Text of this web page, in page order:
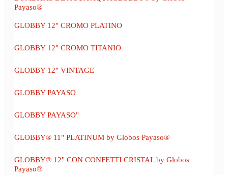
Payaso®
GLOBBY 12" CROMO PLATINO
GLOBBY 12" CROMO TITANIO
GLOBBY 12" VINTAGE
GLOBBY PAYASO
GLOBBY PAYASO"
GLOBBY® 11" PLATINUM by Globos Payaso®
GLOBBY® 12" CON CONFETTI CRISTAL by Globos
Payaso®